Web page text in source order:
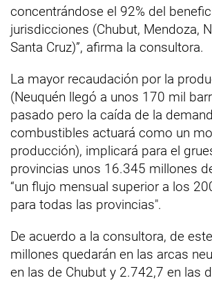
concentrándose el 92% del
jurisdicciones (Chubut, Mendoza,
Santa Cruz)”, afirma la consultora.
La mayor recaudación por la
(Neuquén llegó a unos 170 mil
pasado pero la caída de la
combustibles actuará como un
producción), implicará para el
provincias unos 16.345 millones
“un flujo mensual superior a los
para todas las provincias".
De acuerdo a la consultora, de
millones quedarán en las arcas
en las de Chubut y 2.742,7 en las